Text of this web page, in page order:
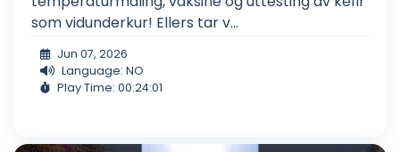
som vidunderkur! Ellers tar v...
Jun 07, 2026
Language: NO
Play Time: 00:24:01